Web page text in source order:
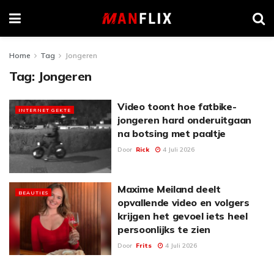
Home Tag Jongeren
Tag: Jongeren
INTERNET GEKTE
Video toont hoe fatbike-
jongeren hard onderuitgaan
na botsing met paaltje
Door Rick 4 Juli 2026
BEAUTIES
Maxime Meiland deelt
opvallende video en volgers
krijgen het gevoel iets heel
persoonlijks te zien
Door Frits 4 Juli 2026